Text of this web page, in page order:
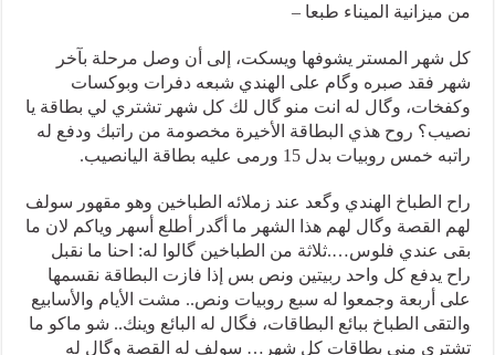
من ميزانية الميناء طبعا –
كل شهر المستر يشوفها ويسكت، إلى أن وصل مرحلة بآخر
شهر فقد صبره وگام على الهندي شبعه دفرات وبوكسات
وكفخات، وگال له انت منو گال لك كل شهر تشتري لي بطاقة يا
نصيب؟ روح هذي البطاقة الأخيرة مخصومة من راتبك ودفع له
راتبه خمس روبيات بدل 15 ورمى عليه بطاقة اليانصيب.
راح الطباخ الهندي وگعد عند زملائه الطباخين وهو مقهور سولف
لهم القصة وگال لهم هذا الشهر ما أگدر أطلع أسهر وياكم لان ما
بقى عندي فلوس….ثلاثة من الطباخين گالوا له: احنا ما نقبل
راح يدفع كل واحد ربيتين ونص بس إذا فازت البطاقة نقسمها
على أربعة وجمعوا له سبع روبيات ونص.. مشت الأيام والأسابيع
والتقى الطباخ ببائع البطاقات، فگال له البائع وينك.. شو ماكو ما
تشتري مني بطاقات كل شهر… سولف له القصة وگال له